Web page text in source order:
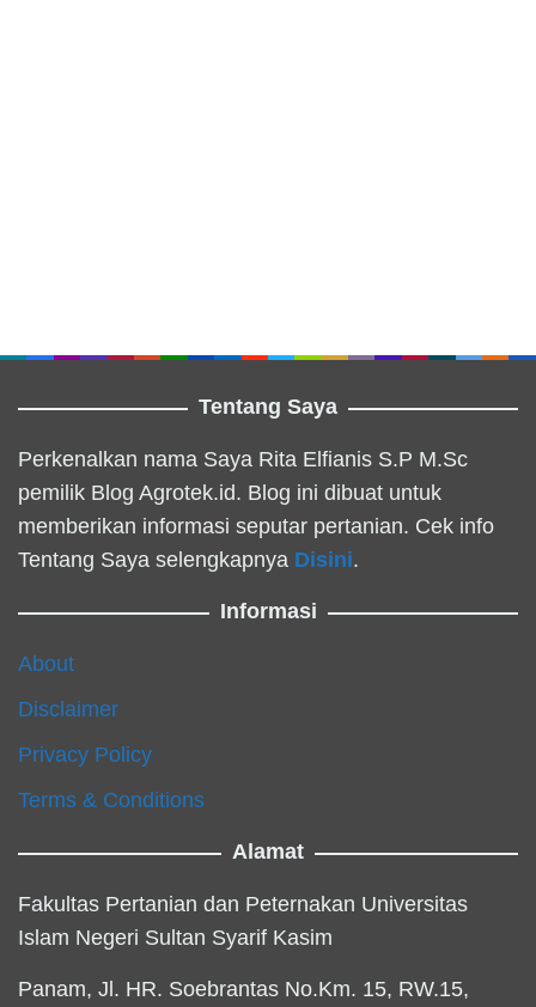
Tentang Saya
Perkenalkan nama Saya Rita Elfianis S.P M.Sc
pemilik Blog Agrotek.id. Blog ini dibuat untuk
memberikan informasi seputar pertanian. Cek info
Tentang Saya selengkapnya Disini.
Informasi
About
Disclaimer
Privacy Policy
Terms & Conditions
Alamat
Fakultas Pertanian dan Peternakan Universitas
Islam Negeri Sultan Syarif Kasim
Panam, Jl. HR. Soebrantas No.Km. 15, RW.15,